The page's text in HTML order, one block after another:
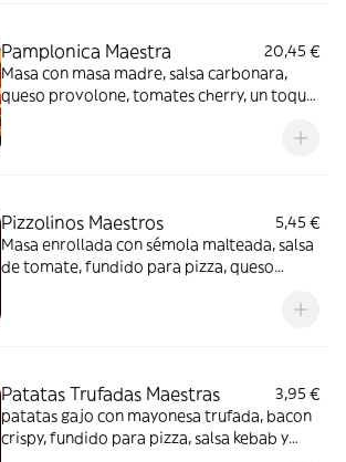
Pamplonica Maestra
20,45 €
Masa con masa madre, salsa carbonara,
queso provolone, tomates cherry, un toque
Pizzolinos Maestros
5,45 €
Masa enrollada con sémola malteada, salsa
de tomate, fundido para pizza, queso
Patatas Trufadas Maestras
3,95 €
patatas gajo con mayonesa trufada, bacon
crispy, fundido para pizza, salsa kebab y